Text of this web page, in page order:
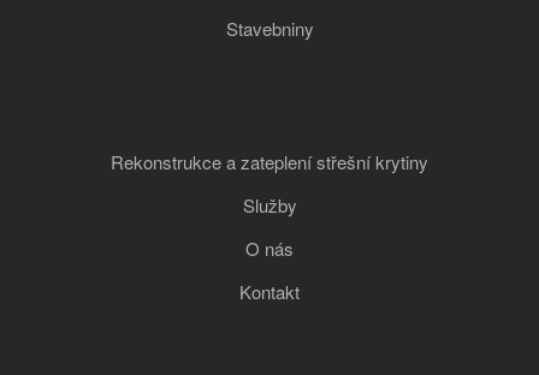
Stavebniny
Rekonstrukce a zateplení střešní krytiny
Služby
O nás
Kontakt